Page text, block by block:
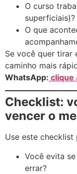
O curso
superficiais)?
O que
Se você quer tirar
caminho mais
WhatsApp: clique
Checklist:
vencer o
Use este checklist
Você evita
errar?